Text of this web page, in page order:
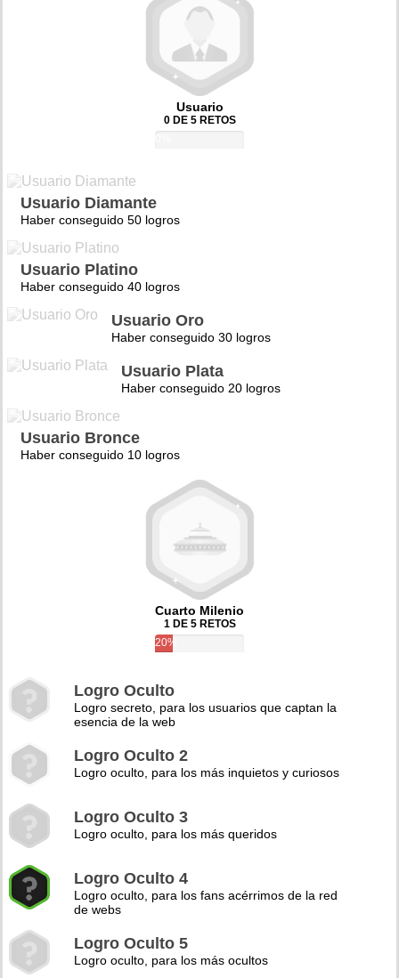
Usuario
0 DE 5 RETOS
Usuario Diamante
Haber conseguido 50 logros
Usuario Platino
Haber conseguido 40 logros
Usuario Oro
Haber conseguido 30 logros
Usuario Plata
Haber conseguido 20 logros
Usuario Bronce
Haber conseguido 10 logros
Cuarto Milenio
1 DE 5 RETOS
20%
Logro Oculto
Logro secreto, para los usuarios que captan la
esencia de la web
Logro Oculto 2
Logro oculto, para los más inquietos y curiosos
Logro Oculto 3
Logro oculto, para los más queridos
Logro Oculto 4
Logro oculto, para los fans acérrimos de la red
de webs
Logro Oculto 5
Logro oculto, para los más ocultos